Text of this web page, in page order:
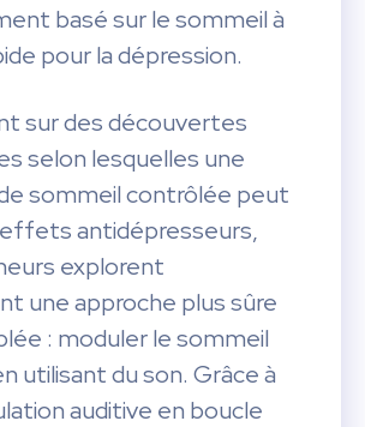
basé sur le sommeil à
pour la dépression.
sur des découvertes
selon lesquelles une
sommeil contrôlée peut
antidépresseurs,
explorent
une approche plus sûre
: moduler le sommeil
utilisant du son. Grâce à
auditive en boucle